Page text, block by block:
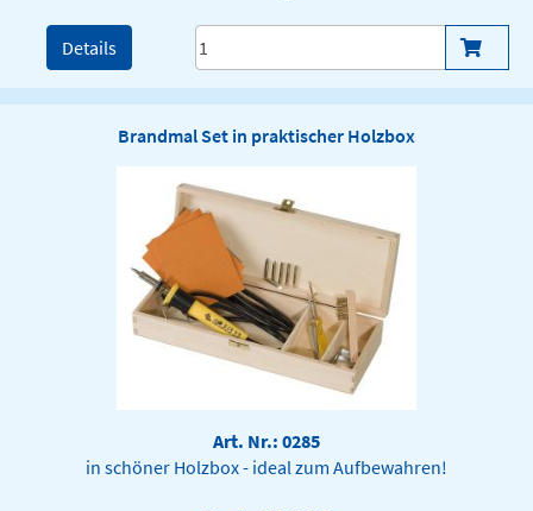
Details
Brandmal Set in praktischer Holzbox
Art. Nr.: 0285
in schöner Holzbox - ideal zum Aufbewahren!